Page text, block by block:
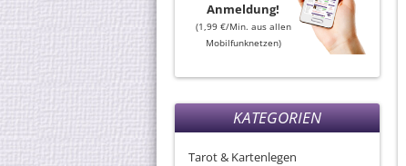
Anmeldung!
(1,99 €/Min. aus allen
Mobilfunknetzen)
KATEGORIEN
Tarot & Kartenlegen